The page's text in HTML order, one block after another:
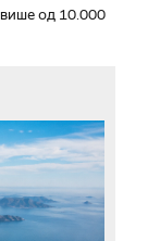
од 10.000